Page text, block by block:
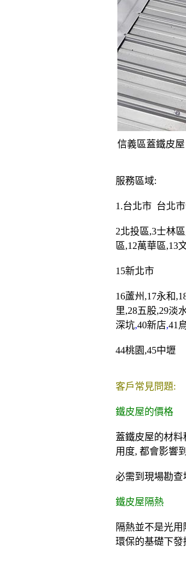
信義區蓋鐵皮屋
服務區域:
1.台北市 台北
2北投區,3士林區
區,12萬華區,13
15新北市
16蘆州 ,17永和
里,28五股,29淡
深坑,40新店,41
44桃園 ,45中壢
客戶常見問題:
鐵皮屋的價格
蓋鐵皮屋的材
用度, 都會影響
必需到現場勘查
鐵皮屋隔熱
隔熱並不是光
環保的基礎下發